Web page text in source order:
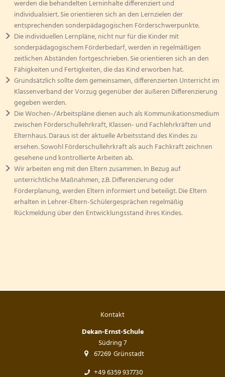
werden die behandelten Lerninhalte differenziert und
individualisiert. Sie orientieren sich an den Lernzielen der
entsprechenden sonderpädagogischen Förderschwerpunkte.
Die individuellen Lernpläne, nicht nur für die Kinder mit
sonderpädagogischem Förderbedarf, werden in regelmäßigen
zeitlichen Abständen fortgeschrieben. Sie orientieren sich an den
Fähigkeiten und Fertigkeiten, die das Kind erworben hat.
Grundsätzlich sollte dem gemeinsamen, differenzierten Unterricht im
Klassenverband der Vorzug gegenüber der äußeren Differenzierung
gegeben werden.
Die Wochen-/Arbeitspläne dienen auch als Kommunikationsmedium
zwischen Förderschullehrkraft, Klassen- und Fachlehrkräften und
Elternhaus. Daraus ist der aktuelle Arbeitsstand des Kindes zu
ersehen. Sowohl Förderschullehrkraft als auch Fachkraft zeichnen
gesehene und kontrollierte Arbeiten ab.
Wir arbeiten eng mit den Eltern zusammen. In Bezug auf
unterrichtliche Maßnahmen, z.B. Differenzierung oder
Förderplanung, werden Eltern informiert und beteiligt. Die Eltern
erhalten in Lehrer-Eltern-Schülergesprächen regelmäßig
Rückmeldung über den Entwicklungsstand ihres Kindes.
Kontakt
Dekan-Ernst-Schule
Südring 7
67269 Grünstadt
+49 6359 937730